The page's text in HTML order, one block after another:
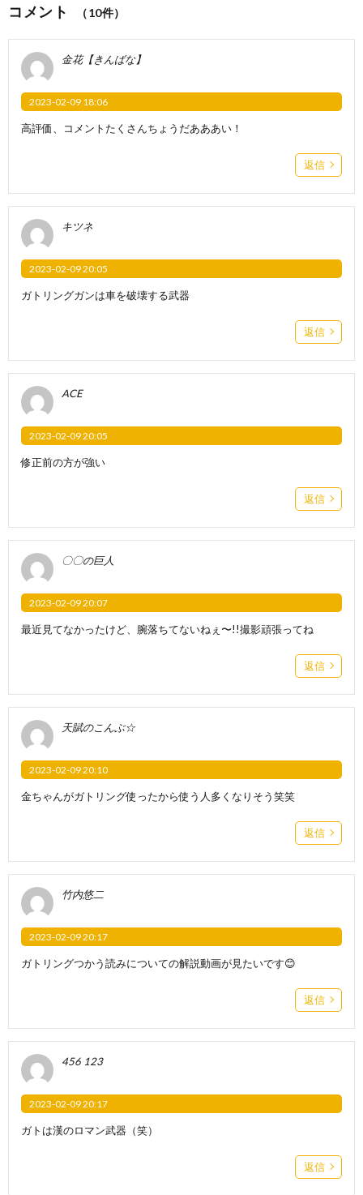
コメント （10件）
金花【きんばな】
2023-02-09 18:06
高評価、コメントたくさんちょうだあああい！
返信
キツネ
2023-02-09 20:05
ガトリングガンは車を破壊する武器
返信
ACE
2023-02-09 20:05
修正前の方が強い
返信
〇〇の巨人
2023-02-09 20:07
最近見てなかったけど、腕落ちてないねぇ〜!!撮影頑張ってね
返信
天賦のこんぶ☆
2023-02-09 20:10
金ちゃんがガトリング使ったから使う人多くなりそう笑笑
返信
竹内悠二
2023-02-09 20:17
ガトリングつかう読みについての解説動画が見たいです😊
返信
456 123
2023-02-09 20:17
ガトは漢のロマン武器（笑）
返信